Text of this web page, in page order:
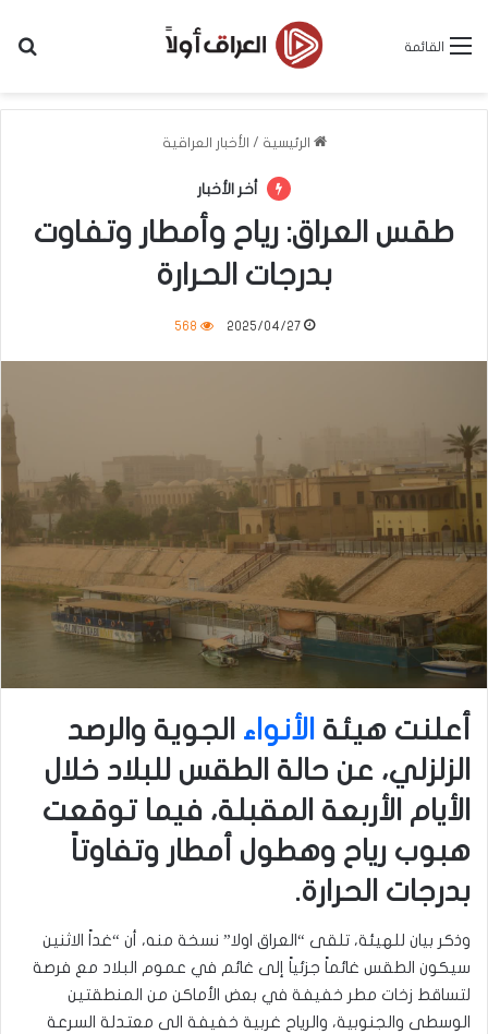
القائمة
الرئيسية / الأخبار العراقية
أخر الأخبار
طقس العراق: رياح وأمطار وتفاوت
بدرجات الحرارة
2025/04/27
568
أعلنت هيئة الأنواء الجوية والرصد
الزلزلي، عن حالة الطقس للبلاد خلال
الأيام الأربعة المقبلة، فيما توقعت
هبوب رياح وهطول أمطار وتفاوتاً
بدرجات الحرارة.
وذكر بيان للهيئة، تلقى “العراق اولا” نسخة منه، أن “غداً الاثنين
سيكون الطقس غائماً جزئياً إلى غائم في عموم البلاد مع فرصة
لتساقط زخات مطر خفيفة في بعض الأماكن من المنطقتين
الوسطى والجنوبية، والرياح غربية خفيفة الى معتدلة السرعة